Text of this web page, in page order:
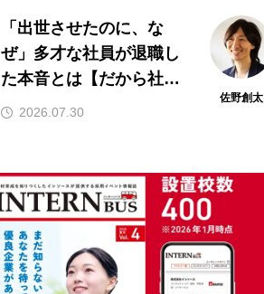
「出世させたのに、な
ぜ」多才な社員が退職し
た本音とは【だから社員
は辞めていく】
佐野創太
2026.07.30